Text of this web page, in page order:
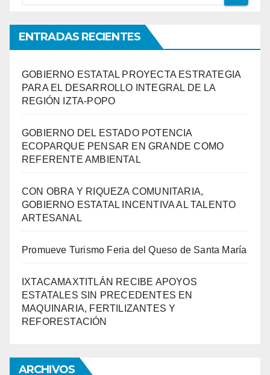
ENTRADAS RECIENTES
GOBIERNO ESTATAL PROYECTA ESTRATEGIA
PARA EL DESARROLLO INTEGRAL DE LA
REGIÓN IZTA-POPO
GOBIERNO DEL ESTADO POTENCIA
ECOPARQUE PENSAR EN GRANDE COMO
REFERENTE AMBIENTAL
CON OBRA Y RIQUEZA COMUNITARIA,
GOBIERNO ESTATAL INCENTIVA AL TALENTO
ARTESANAL
Promueve Turismo Feria del Queso de Santa María
IXTACAMAXTITLÁN RECIBE APOYOS
ESTATALES SIN PRECEDENTES EN
MAQUINARIA, FERTILIZANTES Y
REFORESTACIÓN
ARCHIVOS